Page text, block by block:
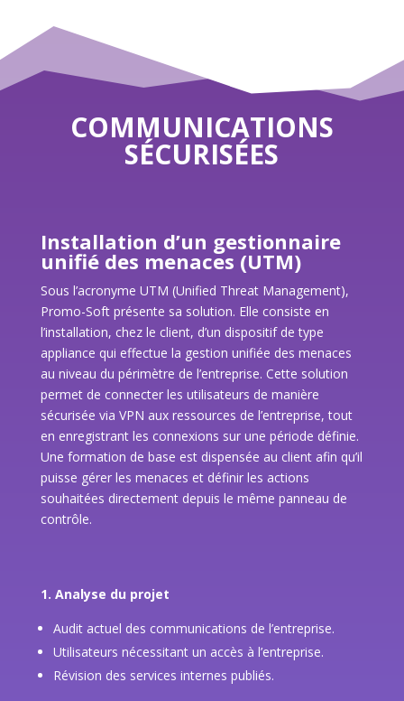
COMMUNICATIONS
SÉCURISÉES
Installation d’un gestionnaire
unifié des menaces (UTM)
Sous l’acronyme UTM (Unified Threat Management),
Promo-Soft présente sa solution. Elle consiste en
l’installation, chez le client, d’un dispositif de type
appliance qui effectue la gestion unifiée des menaces
au niveau du périmètre de l’entreprise. Cette solution
permet de connecter les utilisateurs de manière
sécurisée via VPN aux ressources de l’entreprise, tout
en enregistrant les connexions sur une période définie.
Une formation de base est dispensée au client afin qu’il
puisse gérer les menaces et définir les actions
souhaitées directement depuis le même panneau de
contrôle.
1. Analyse du projet
Audit actuel des communications de l’entreprise.
Utilisateurs nécessitant un accès à l’entreprise.
Révision des services internes publiés.